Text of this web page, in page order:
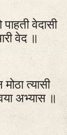
वेदासी
वेद ॥
त्यासी
अभ्यास ॥